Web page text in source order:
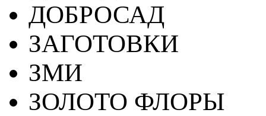
ДОБРОСАД
ЗАГОТОВКИ
ЗМИ
ЗОЛОТО ФЛОРЫ